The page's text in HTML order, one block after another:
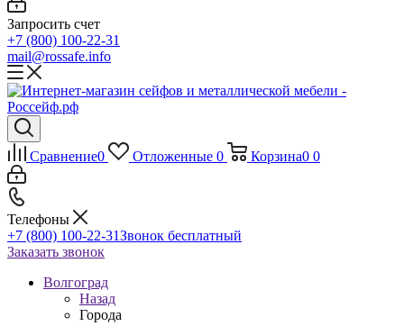
Запросить счет
+7 (800) 100-22-31
mail@rossafe.info
Сравнение0 Отложенные 0 Корзина0 0
Телефоны
+7 (800) 100-22-31Звонок бесплатный
Заказать звонок
Волгоград
Назад
Города